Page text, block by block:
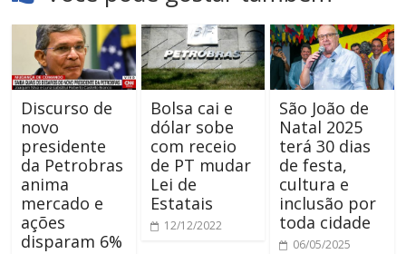
Discurso de
novo
presidente
da Petrobras
anima
mercado e
ações
disparam 6%
Bolsa cai e
dólar sobe
com receio
de PT mudar
Lei de
Estatais
12/12/2022
São João de
Natal 2025
terá 30 dias
de festa,
cultura e
inclusão por
toda cidade
06/05/2025